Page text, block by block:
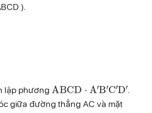
).
lập phương
ABCD B ′ ′ ′
.
giữa đường thẳng AC và mặt